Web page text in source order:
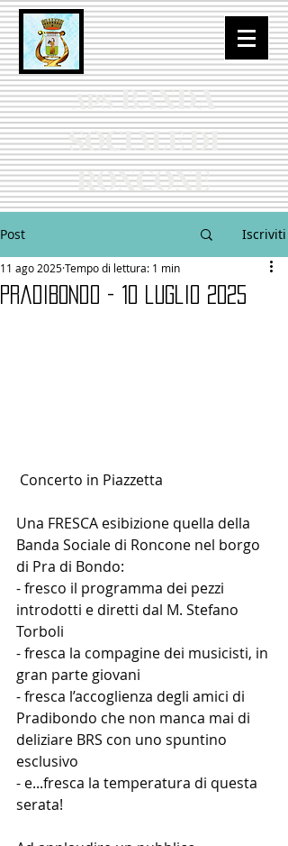
APSBANDA
SOCIALE DI
RONCONE
Post Iscriviti
PradiBondo - 10 luglio 2025
11 ago 2025Tempo di lettura: 1 min
Concerto in Piazzetta
Una FRESCA esibizione quella della
Banda Sociale di Roncone nel borgo
di Pra di Bondo:
- fresco il programma dei pezzi
introdotti e diretti dal M. Stefano
Torboli
- fresca la compagine dei musicisti, in
gran parte giovani
- fresca l’accoglienza degli amici di
Pradibondo che non manca mai di
deliziare BRS con uno spuntino
esclusivo
- e...fresca la temperatura di questa
serata!